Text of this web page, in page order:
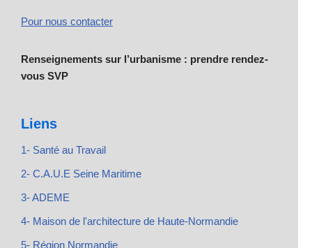
Pour nous contacter
Renseignements sur l’urbanisme : prendre rendez-
vous SVP
Liens
1- Santé au Travail
2- C.A.U.E Seine Maritime
3- ADEME
4- Maison de l'architecture de Haute-Normandie
5- Région Normandie